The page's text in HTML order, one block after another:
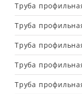
Труба
Труба
Труба
Труба
Труба